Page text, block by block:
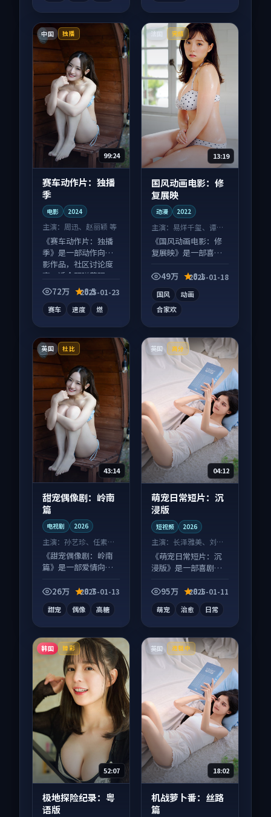
中国 独播
99:24
赛车动作片：独播
季
电影 2024
主演： 周迅、赵丽颖 等
《赛车动作片：独播
季》是一部动作向电
影作品，社区讨论度
高，适合配弹幕观
看。72万 8.5
2025-01-23
赛车 速度 燃
法国 完结
13:19
国风动画电影：修
复展映
动漫 2022
主演： 易烊千玺、谭卓
等
《国风动画电影：修
复展映》是一部喜剧
感在线，配乐与镜头
49万 8.1
2025-01-18
国风
动画
合家欢
英国 杜比
43:14
甜宠偶像剧：岭南
篇
电视剧 2026
主演： 孙艺珍、任素汐
等
《甜宠偶像剧：岭南
篇》是一部爱情向电
度高，适合配弹幕观
26万 8.7
2025-01-13
甜宠 偶像 高糖
英国 高分
04:12
萌宠日常短片：沉
浸版
短视频 2026
主演：长泽雅美、刘昊
然 等
《萌宠日常短片：沉
浸版》是一部喜剧向
续发酵，适合周末一
95万 8.1
2025-01-11
萌宠 治愈 日常
韩国 臻彩
52:07
极地探险纪录：粤
语版
英国 连载中
18:02
机战萝卜番：丝路
篇